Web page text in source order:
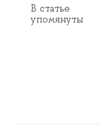
В статье
упомянуты